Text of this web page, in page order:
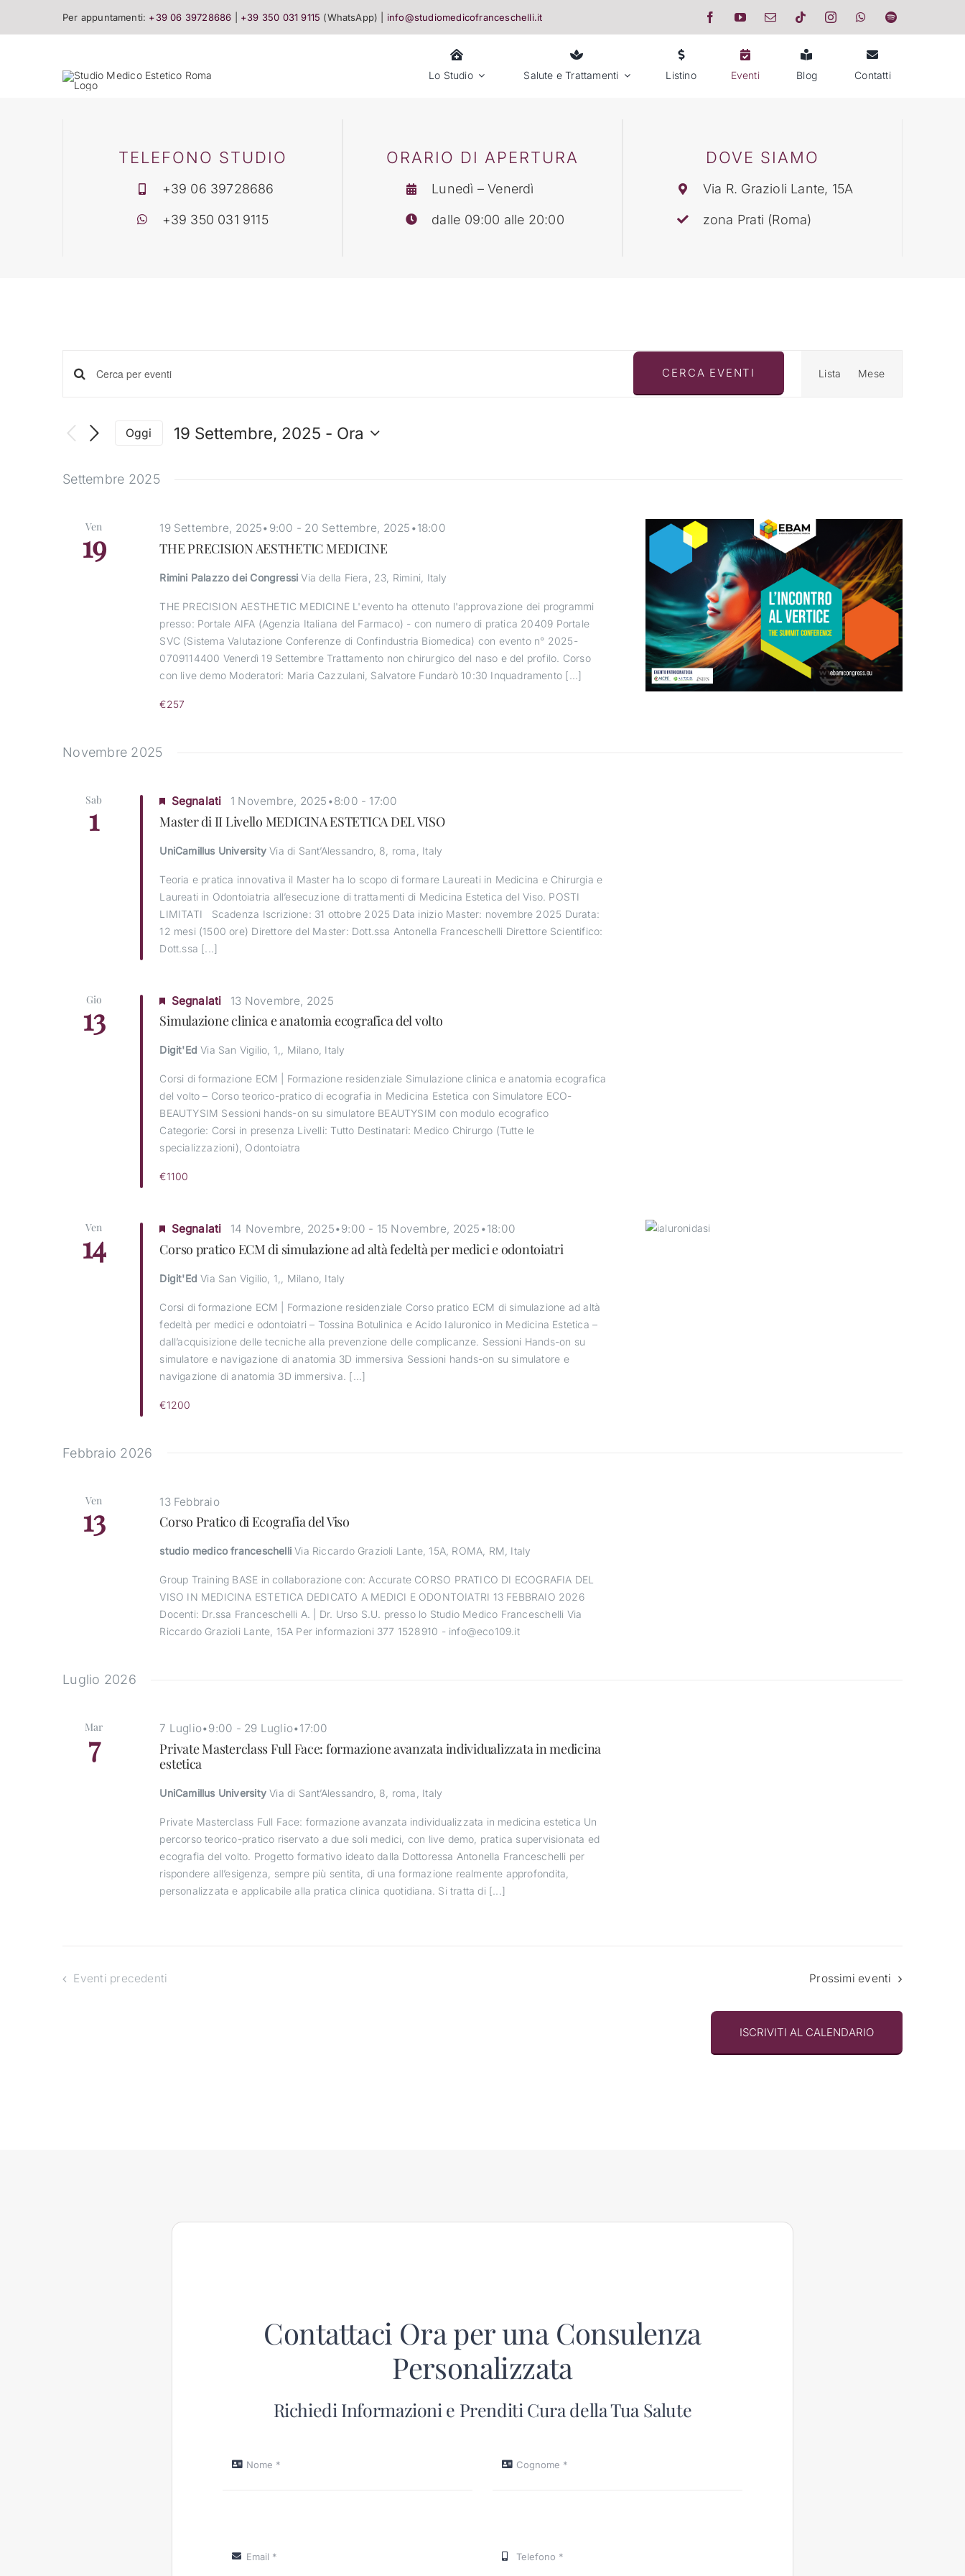
Per appuntamenti: +39 06 39728686 +39 350 031 9115 (WhatsApp) | info@studiomedicofranceschelli.it
Lo Studio Salute e Trattamenti Listino Eventi Blog Contatti
TELEFONO STUDIO
+39 06 39728686
+39 350 031 9115
ORARIO DI APERTURA
Lunedì – Venerdì
dalle 09:00 alle 20:00
DOVE SIAMO
Via R. Grazioli Lante, 15A
zona Prati (Roma)
Eventi
Ricerca
e
viste
Navigazione
Inserisci
Cerca
Parola
CERCA EVENTI
Evento
Lista Mese
Oggi 19 Settembre, 2025 - Ora
Settembre 2025
Ven
19 19 Settembre, 2025•9:00 - 20 Settembre, 2025•18:00
THE PRECISION AESTHETIC MEDICINE
Rimini Palazzo dei CongressiVia della Fiera, 23, Rimini, Italy
THE PRECISION AESTHETIC MEDICINE L'evento ha ottenuto l'approvazione dei programmi
presso: Portale AIFA (Agenzia Italiana del Farmaco) - con numero di pratica 20409 Portale
SVC (Sistema Valutazione Conferenze di Confindustria Biomedica) con evento n° 2025-
0709114400 Venerdì 19 Settembre Trattamento non chirurgico del naso e del profilo. Corso
con live demo Moderatori: Maria Cazzulani, Salvatore Fundarò 10:30 Inquadramento [...]
€257
Novembre 2025
Sab
1 Segnalati 1 Novembre, 2025•8:00 - 17:00
Master di II Livello MEDICINA ESTETICA DEL VISO
UniCamillus UniversityVia di Sant’Alessandro, 8, roma, Italy
Teoria e pratica innovativa il Master ha lo scopo di formare Laureati in Medicina e Chirurgia e
Laureati in Odontoiatria all’esecuzione di trattamenti di Medicina Estetica del Viso. POSTI
LIMITATI Scadenza Iscrizione: 31 ottobre 2025 Data inizio Master: novembre 2025 Durata:
12 mesi (1500 ore) Direttore del Master: Dott.ssa Antonella Franceschelli Direttore Scientifico:
Dott.ssa [...]
Gio
13 Segnalati 13 Novembre, 2025
Simulazione clinica e anatomia ecografica del volto
Digit'EdVia San Vigilio, 1,, Milano, Italy
Corsi di formazione ECM | Formazione residenziale Simulazione clinica e anatomia ecografica
del volto – Corso teorico-pratico di ecografia in Medicina Estetica con Simulatore ECO-
BEAUTYSIM Sessioni hands-on su simulatore BEAUTYSIM con modulo ecografico
Categorie: Corsi in presenza Livelli: Tutto Destinatari: Medico Chirurgo (Tutte le
specializzazioni), Odontoiatra
€1100
Ven
14 Segnalati 14 Novembre, 2025•9:00 - 15 Novembre, 2025•18:00
Corso pratico ECM di simulazione ad altà fedeltà per medici e odontoiatri
Digit'EdVia San Vigilio, 1,, Milano, Italy
Corsi di formazione ECM | Formazione residenziale Corso pratico ECM di simulazione ad altà
fedeltà per medici e odontoiatri – Tossina Botulinica e Acido Ialuronico in Medicina Estetica –
dall’acquisizione delle tecniche alla prevenzione delle complicanze. Sessioni Hands-on su
simulatore e navigazione di anatomia 3D immersiva Sessioni hands-on su simulatore e
navigazione di anatomia 3D immersiva. [...]
€1200
Febbraio 2026
Ven
13 13 Febbraio
Corso Pratico di Ecografia del Viso
studio medico franceschelliVia Riccardo Grazioli Lante, 15A, ROMA, RM, Italy
Group Training BASE in collaborazione con: Accurate CORSO PRATICO DI ECOGRAFIA DEL
VISO IN MEDICINA ESTETICA DEDICATO A MEDICI E ODONTOIATRI 13 FEBBRAIO 2026
Docenti: Dr.ssa Franceschelli A. | Dr. Urso S.U. presso lo Studio Medico Franceschelli Via
Riccardo Grazioli Lante, 15A Per informazioni 377 1528910 - info@eco109.it
Luglio 2026
Mar
7 7 Luglio•9:00 - 29 Luglio•17:00
Private Masterclass Full Face: formazione avanzata individualizzata in medicina
estetica
UniCamillus UniversityVia di Sant’Alessandro, 8, roma, Italy
Private Masterclass Full Face: formazione avanzata individualizzata in medicina estetica Un
percorso teorico-pratico riservato a due soli medici, con live demo, pratica supervisionata ed
ecografia del volto. Progetto formativo ideato dalla Dottoressa Antonella Franceschelli per
rispondere all’esigenza, sempre più sentita, di una formazione realmente approfondita,
personalizzata e applicabile alla pratica clinica quotidiana. Si tratta di [...]
Eventi precedenti Prossimi eventi
ISCRIVITI AL CALENDARIO
Contattaci Ora per una Consulenza
Personalizzata
Richiedi Informazioni e Prenditi Cura della Tua Salute